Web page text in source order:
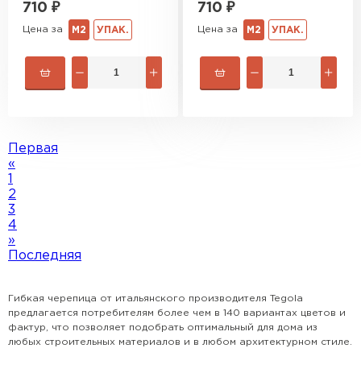
710 ₽
Цена за М2 УПАК.
710 ₽
Цена за М2 УПАК.
Первая
«
2
3
4
»
Последняя
Гибкая черепица от итальянского производителя Tegola
предлагается потребителям более чем в 140 вариантах цветов и
фактур, что позволяет подобрать оптимальный для дома из
любых строительных материалов и в любом архитектурном стиле.